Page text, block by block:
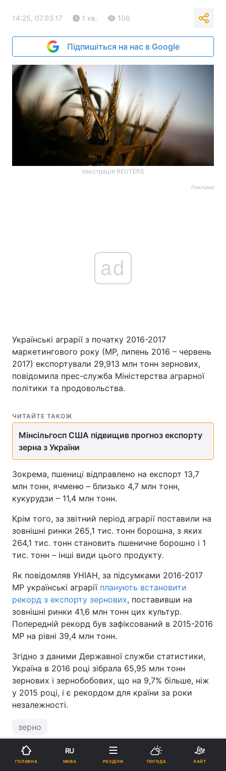
14:25, 07.03.17 1 хв. 106
Підпишіться на нас в Google
Ілюстрація REUTERS
Реклама
ad
Українські аграрії з початку 2016-2017
маркетингового року (МР, липень 2016 – червень
2017) експортували 29,913 млн тонн зернових,
повідомила прес-служба Міністерства аграрної
політики та продовольства.
ЧИТАЙТЕ ТАКОЖ
Мінсільгосп США підвищив прогноз експорту
зерна з України
Зокрема, пшениці відправлено на експорт 13,7
млн тонн, ячменю – близько 4,7 млн тонн,
кукурудзи – 11,4 млн тонн.
Крім того, за звітний період аграрії поставили на
зовнішні ринки 265,1 тис. тонн борошна, з яких
264,1 тис. тонн становить пшеничне борошно і 1
тис. тонн – інші види цього продукту.
Як повідомляв УНІАН, за підсумками 2016-2017
МР українські аграрії планують встановити
рекорд з експорту зернових, поставивши на
зовнішні ринки 41,6 млн тонн цих культур.
Попередній рекорд був зафіксований в 2015-2016
МР на рівні 39,4 млн тонн.
Згідно з даними Державної служби статистики,
Україна в 2016 році зібрала 65,95 млн тонн
зернових і зернобобових, що на 9,7% більше, ніж
у 2015 році, і є рекордом для країни за роки
незалежності.
зерно
ПІДТРИМАЙТЕ НАС
ГОЛОВНА
RU
МОВА РОЗДІЛИ ПОГОДА ЛАЙТ